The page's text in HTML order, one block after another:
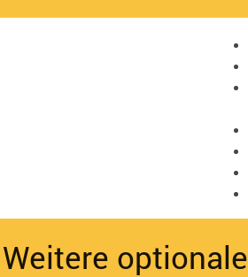
Weitere optionale